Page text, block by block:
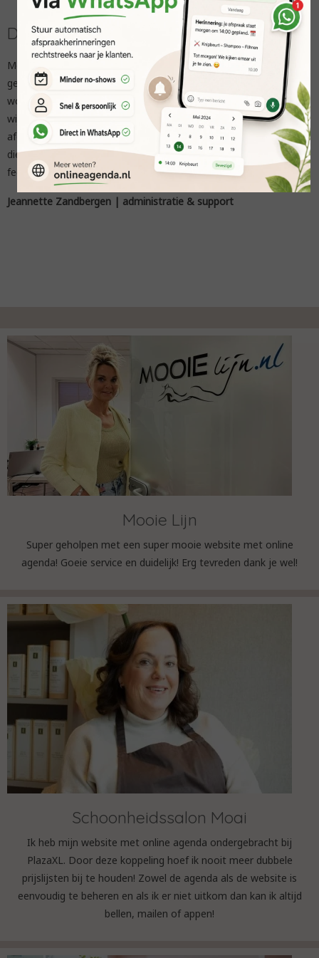
Dagelijks verbeterd
Mede dankzij onze trouwe klanten verbeteren we het
gebruiksgemak van de online agenda elke dag. De online agenda
wordt dagelijks gebruikt en via onze uitgebreide helpdesk staan
wij in direct contact met onze klanten. Zij hebben ons in de
afgelopen jaren geholpen bij het vormgeven van de agenda zoals
die nu is. En ook vandaag staan wij weer open voor nieuwe
feedback. Misschien hebben we jou vandaag wel aan de lijn?
Jeannette Zandbergen | administratie & support
Mooie Lijn
Super geholpen met een super mooie website met online
agenda! Goeie service en duidelijk! Erg tevreden dank je wel!
Schoonheidssalon Moai
Ik heb mijn website met online agenda ondergebracht bij
PlazaXL. Door deze koppeling hoef ik nooit meer dubbele
prijslijsten bij te houden! Zowel de agenda als de website is
eenvoudig te beheren en als ik er niet uitkom dan kan ik altijd
bellen, mailen of appen!